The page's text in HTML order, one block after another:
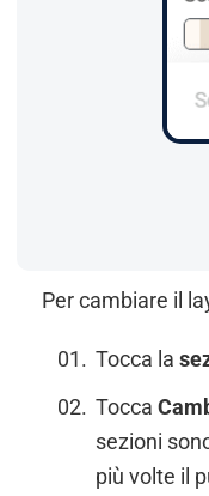
Per cambiare il
Tocca la
Tocca
sezioni
più volte il